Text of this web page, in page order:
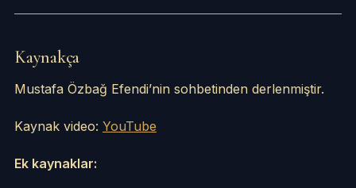
Kaynakça
Mustafa Özbağ Efendi’nin sohbetinden derlenmiştir.
Kaynak video: YouTube
Ek kaynaklar: